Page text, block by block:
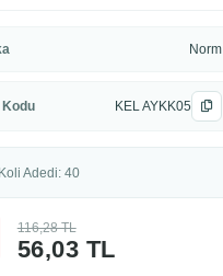
Norm
KEL AYKK05
Koli Adedi: 40
56,03 TL
116,28 TL